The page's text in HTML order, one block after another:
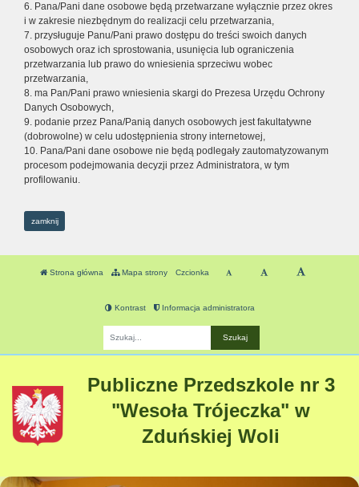
6. Pana/Pani dane osobowe będą przetwarzane wyłącznie przez okres
i w zakresie niezbędnym do realizacji celu przetwarzania,
7. przysługuje Panu/Pani prawo dostępu do treści swoich danych
osobowych oraz ich sprostowania, usunięcia lub ograniczenia
przetwarzania lub prawo do wniesienia sprzeciwu wobec
przetwarzania,
8. ma Pan/Pani prawo wniesienia skargi do Prezesa Urzędu Ochrony
Danych Osobowych,
9. podanie przez Pana/Panią danych osobowych jest fakultatywne
(dobrowolne) w celu udostępnienia strony internetowej,
10. Pana/Pani dane osobowe nie będą podlegały zautomatyzowanym
procesom podejmowania decyzji przez Administratora, w tym
profilowaniu.
zamknij
Strona główna Mapa strony Czcionka
Kontrast Informacja administratora
Publiczne Przedszkole nr 3
"Wesoła Trójeczka" w
Zduńskiej Woli